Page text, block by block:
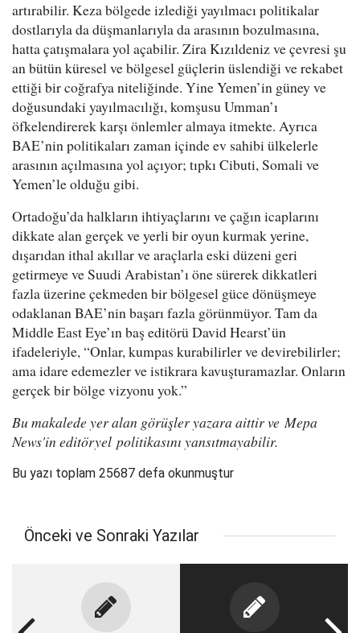
artırabilir. Keza bölgede izlediği yayılmacı politikalar
dostlarıyla da düşmanlarıyla da arasının bozulmasına,
hatta çatışmalara yol açabilir. Zira Kızıldeniz ve çevresi şu
an bütün küresel ve bölgesel güçlerin üslendiği ve rekabet
ettiği bir coğrafya niteliğinde. Yine Yemen’in güney ve
doğusundaki yayılmacılığı, komşusu Umman’ı
öfkelendirerek karşı önlemler almaya itmekte. Ayrıca
BAE’nin politikaları zaman içinde ev sahibi ülkelerle
arasının açılmasına yol açıyor; tıpkı Cibuti, Somali ve
Yemen’le olduğu gibi.
Ortadoğu’da halkların ihtiyaçlarını ve çağın icaplarını
dikkate alan gerçek ve yerli bir oyun kurmak yerine,
dışarıdan ithal akıllar ve araçlarla eski düzeni geri
getirmeye ve Suudi Arabistan’ı öne sürerek dikkatleri
fazla üzerine çekmeden bir bölgesel güce dönüşmeye
odaklanan BAE’nin başarı fazla görünmüyor. Tam da
Middle East Eye’ın baş editörü David Hearst’ün
ifadeleriyle, “Onlar, kumpas kurabilirler ve devirebilirler;
ama idare edemezler ve istikrara kavuşturamazlar. Onların
gerçek bir bölge vizyonu yok.”
Bu makalede yer alan görüşler yazara aittir ve Mepa
News'in editöryel politikasını yansıtmayabilir.
Bu yazı toplam 25687 defa okunmuştur
Önceki ve Sonraki Yazılar